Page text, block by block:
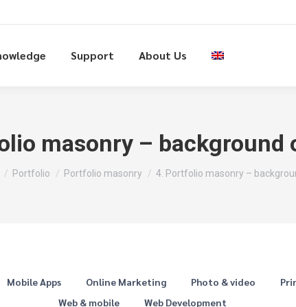
Support About Us
masonry – background
here:
Portfolio Portfolio masonry 4. Portfolio masonry –
Mobile Apps Online Marketing Photo & video
Web & mobile
Web Development